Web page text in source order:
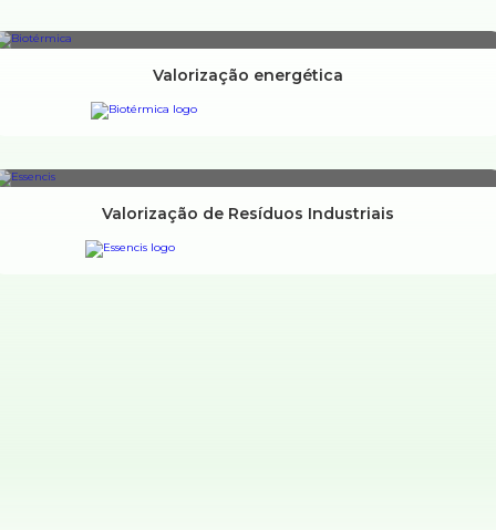
Valorização energética
Valorização de Resíduos Industriais